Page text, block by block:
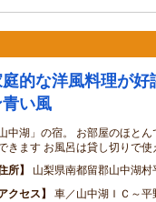
庭的な洋風料理が
青い風
山中湖」の宿。 お部屋のほと
きます お風呂は貸し切りで使
所
山梨県南都留郡山中湖
クセス
車／山中湖ＩＣ～